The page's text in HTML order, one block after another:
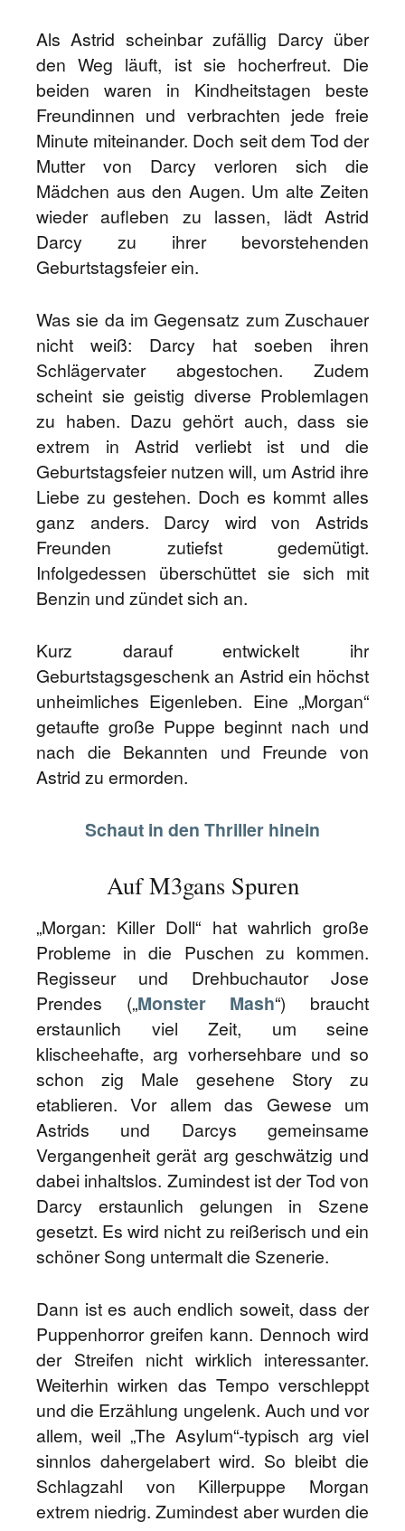
Als Astrid scheinbar zufällig Darcy über
den Weg läuft, ist sie hocherfreut. Die
beiden waren in Kindheitstagen beste
Freundinnen und verbrachten jede freie
Minute miteinander. Doch seit dem Tod der
Mutter von Darcy verloren sich die
Mädchen aus den Augen. Um alte Zeiten
wieder aufleben zu lassen, lädt Astrid
Darcy zu ihrer bevorstehenden
Geburtstagsfeier ein.
Was sie da im Gegensatz zum Zuschauer
nicht weiß: Darcy hat soeben ihren
Schlägervater abgestochen. Zudem
scheint sie geistig diverse Problemlagen
zu haben. Dazu gehört auch, dass sie
extrem in Astrid verliebt ist und die
Geburtstagsfeier nutzen will, um Astrid ihre
Liebe zu gestehen. Doch es kommt alles
ganz anders. Darcy wird von Astrids
Freunden zutiefst gedemütigt.
Infolgedessen überschüttet sie sich mit
Benzin und zündet sich an.
Kurz darauf entwickelt ihr
Geburtstagsgeschenk an Astrid ein höchst
unheimliches Eigenleben. Eine „Morgan“
getaufte große Puppe beginnt nach und
nach die Bekannten und Freunde von
Astrid zu ermorden.
Schaut in den Thriller hinein
Auf M3gans Spuren
„Morgan: Killer Doll“ hat wahrlich große
Probleme in die Puschen zu kommen.
Regisseur und Drehbuchautor Jose
Prendes („Monster Mash“) braucht
erstaunlich viel Zeit, um seine
klischeehafte, arg vorhersehbare und so
schon zig Male gesehene Story zu
etablieren. Vor allem das Gewese um
Astrids und Darcys gemeinsame
Vergangenheit gerät arg geschwätzig und
dabei inhaltslos. Zumindest ist der Tod von
Darcy erstaunlich gelungen in Szene
gesetzt. Es wird nicht zu reißerisch und ein
schöner Song untermalt die Szenerie.
Dann ist es auch endlich soweit, dass der
Puppenhorror greifen kann. Dennoch wird
der Streifen nicht wirklich interessanter.
Weiterhin wirken das Tempo verschleppt
und die Erzählung ungelenk. Auch und vor
allem, weil „The Asylum“-typisch arg viel
sinnlos dahergelabert wird. So bleibt die
Schlagzahl von Killerpuppe Morgan
extrem niedrig. Zumindest aber wurden die